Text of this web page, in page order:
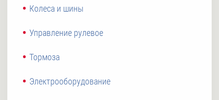
Колеса и шины
Управление рулевое
Тормоза
Электрооборудование